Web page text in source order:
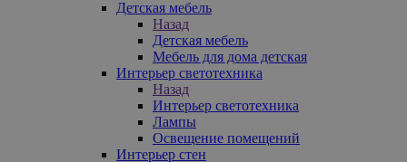
Детская мебель
Назад
Детская мебель
Мебель для дома детская
Интерьер светотехника
Назад
Интерьер светотехника
Лампы
Освещение помещений
Интерьер стен